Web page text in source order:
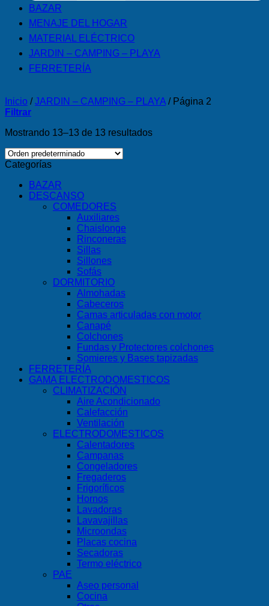
BAZAR
MENAJE DEL HOGAR
MATERIAL ELÉCTRICO
JARDIN – CAMPING – PLAYA
FERRETERÍA
Inicio / JARDIN – CAMPING – PLAYA /Página 2
Filtrar
Mostrando 13–13 de 13 resultados
Categorías
BAZAR
DESCANSO
COMEDORES
Auxiliares
Chaislonge
Rinconeras
Sillas
Sillones
Sofás
DORMITORIO
Almohadas
Cabeceros
Camas articuladas con motor
Canapé
Colchones
Fundas y Protectores colchones
Somieres y Bases tapizadas
FERRETERÍA
GAMA ELECTRODOMESTICOS
CLIMATIZACIÓN
Aire Acondicionado
Calefacción
Ventilación
ELECTRODOMESTICOS
Calentadores
Campanas
Congeladores
Fregaderos
Frigoríficos
Hornos
Lavadoras
Lavavajillas
Microondas
Placas cocina
Secadoras
Termo eléctrico
PAE
Aseo personal
Cocina